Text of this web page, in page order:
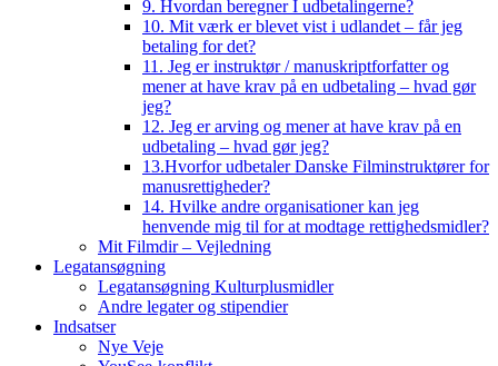
9. Hvordan beregner I udbetalingerne?
10. Mit værk er blevet vist i udlandet – får jeg
betaling for det?
11. Jeg er instruktør / manuskriptforfatter og
mener at have krav på en udbetaling – hvad gør
jeg?
12. Jeg er arving og mener at have krav på en
udbetaling – hvad gør jeg?
13.Hvorfor udbetaler Danske Filminstruktører for
manusrettigheder?
14. Hvilke andre organisationer kan jeg
henvende mig til for at modtage rettighedsmidler?
Mit Filmdir – Vejledning
Legatansøgning
Legatansøgning Kulturplusmidler
Andre legater og stipendier
Indsatser
Nye Veje